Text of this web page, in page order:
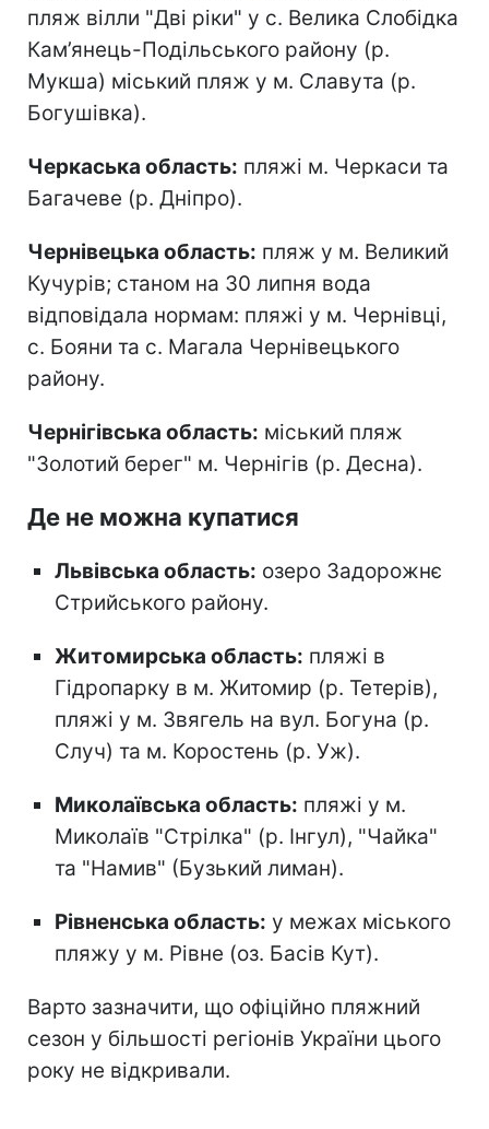
пляж вілли "Дві ріки" у с. Велика Слобідка
Кам’янець-Подільського району (р.
Мукша) міський пляж у м. Славута (р.
Богушівка).
Черкаська область: пляжі м. Черкаси та
Багачеве (р. Дніпро).
Чернівецька область: пляж у м. Великий
Кучурів; станом на 30 липня вода
відповідала нормам: пляжі у м. Чернівці,
с. Бояни та с. Магала Чернівецького
району.
Чернігівська область: міський пляж
"Золотий берег" м. Чернігів (р. Десна).
Де не можна купатися
Львівська область: озеро Задорожнє
Стрийського району.
Житомирська область: пляжі в
Гідропарку в м. Житомир (р. Тетерів),
пляжі у м. Звягель на вул. Богуна (р.
Случ) та м. Коростень (р. Уж).
Миколаївська область: пляжі у м.
Миколаїв "Стрілка" (р. Інгул), "Чайка"
та "Намив" (Бузький лиман).
Рівненська область: у межах міського
пляжу у м. Рівне (оз. Басів Кут).
Варто зазначити, що офіційно пляжний
сезон у більшості регіонів України цього
року не відкривали.